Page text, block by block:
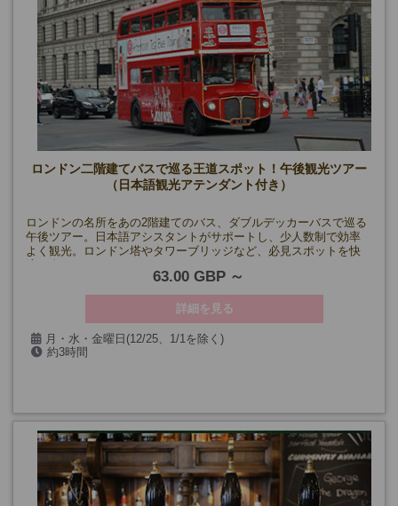
ロンドン二階建てバスで巡る王道スポット！午後観光ツアー
（日本語観光アテンダント付き）
ロンドンの名所をあの2階建てのバス、ダブルデッカーバスで巡る
午後ツアー。日本語アシスタントがサポートし、少人数制で効率
よく観光。ロンドン塔やタワーブリッジなど、必見スポットを快
63.00 GBP
詳細を見る
月・水・金曜日(12/25、1/1を除く)
約3時間